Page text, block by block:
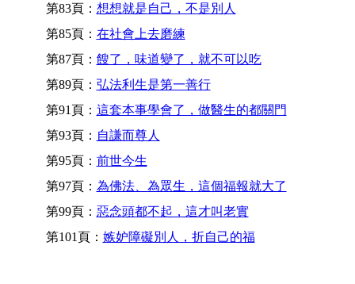
第83頁： 想想就是自己，不是別人
第85頁： 在社會上去磨練
第87頁： 餿了，味道變了，就不可以吃
第89頁： 弘法利生是第一善行
第91頁： 這套本事學會了，做醫生的都關門
第93頁： 自謙而尊人
第95頁： 前世今生
第97頁： 為佛法、為眾生，這個福報就大了
第99頁： 惡念頭都不起，這才叫老實
第101頁： 嫉妒障礙別人，折自己的福